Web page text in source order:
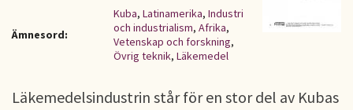
Ämnesord:
Kuba, Latinamerika, Industri
och industrialism, Afrika,
Vetenskap och forskning,
Övrig teknik, Läkemedel
Läkemedelsindustrin står för en stor del av Kubas